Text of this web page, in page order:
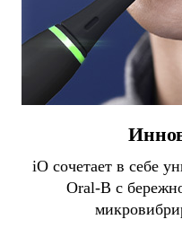
iO сочетает в себе
Oral-B с